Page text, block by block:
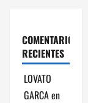
COMENTARIOS
RECIENTES
LOVATO
GARCAen